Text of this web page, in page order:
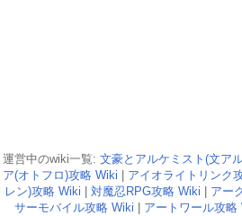
運営中のwiki一覧: 文豪とアルケミスト(文ア
ア(オトフロ)攻略 Wiki
アイオライトリンク
レン)攻略 Wiki
対魔忍RPG攻略 Wiki アー
サーモバイル攻略 Wiki
アートワール攻略